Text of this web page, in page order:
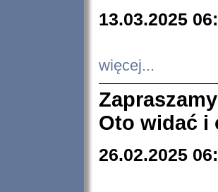
13.03.2025
więcej...
Oto widać i
26.02.2025